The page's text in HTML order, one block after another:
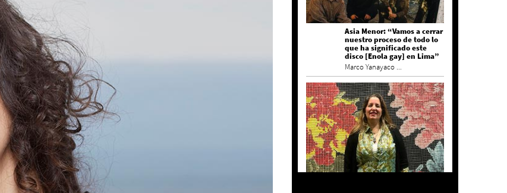
Asia Menor: “Vamos a cerrar
nuestro proceso de todo lo
que ha significado este
disco [Enola gay] en Lima”
Marco Yanayaco ...